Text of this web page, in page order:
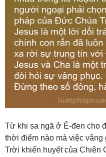
Từ khi sa ngã ở Ê-đen cho
thời điểm nào mà việc
Trời khiến huyết của Chiên